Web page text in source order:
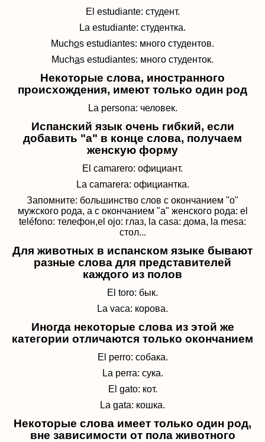
El estudiante: студент.
La estudiante: студентка.
Muchos estudiantes: много студентов.
Muchas estudiantes: много студенток.
Некоторые слова, иностранного
происхождения, имеют только один род
La persona: человек.
Испанский язык очень гибкий, если
добавить "a" в конце слова, получаем
женскую форму
El camarero: официант.
La camarera: официантка.
Запомните: большинство слов с окончанием "o"
мужского рода, а с окончанием "a" женского рода: el
teléfono: телефон,el ojo: глаз, la casa: дома, la mesa:
стол...
Для животных в испанском языке бывают
разные слова для представителей
каждого из полов
El toro: бык.
La vaca: корова.
Иногда некоторые слова из этой же
категории отличаются только окончанием
El perro: собака.
La perra: сука.
El gato: кот.
La gata: кошка.
Некоторые слова имеет только один род,
вне зависимости от пола животного